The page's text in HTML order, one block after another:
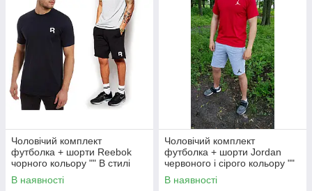
Чоловічий комплект
футболка + шорти Reebok
чорного кольору "" В стилі
Reebok ""
В наявності
Чоловічий комплект
футболка + шорти Jordan
червоного і сірого кольору ""
В стилі Jordan ""
В наявності